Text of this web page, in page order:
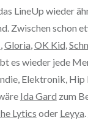
LineUp wieder
Zwischen schon
,Gloria,OK Kid,
es wieder jede
Elektronik, Hip
Ida Gard zum
Lytics oder Leyya.